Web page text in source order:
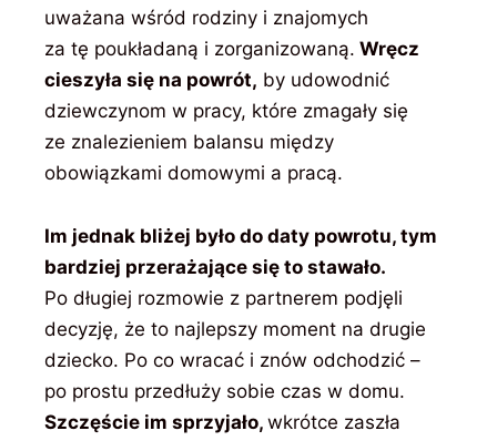
uważana wśród rodziny i znajomych
za tę poukładaną i zorganizowaną. Wręcz
cieszyła się na powrót, by udowodnić
dziewczynom w pracy, które zmagały się
ze znalezieniem balansu między
obowiązkami domowymi a pracą.
Im jednak bliżej było do daty powrotu, tym
bardziej przerażające się to stawało.
Po długiej rozmowie z partnerem podjęli
decyzję, że to najlepszy moment na drugie
dziecko. Po co wracać i znów odchodzić –
po prostu przedłuży sobie czas w domu.
Szczęście im sprzyjało, wkrótce zaszła